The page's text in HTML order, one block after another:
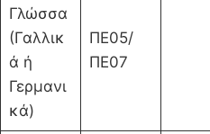
Γλώσσα
(Γαλλικ
ά ή
Γερμανι
κά)
ΠΕ05/
ΠΕ07